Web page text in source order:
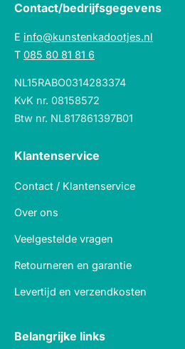
Contact/bedrijfsgegevens
E info@kunstenkadootjes.nl
T 085 80 81 81 6
NL15RABO0314283374
KvK nr. 08158572
Btw nr. NL817861397B01
Klantenservice
Contact / Klantenservice
Over ons
Veelgestelde vragen
Retourneren en garantie
Levertijd en verzendkosten
Belangrijke links